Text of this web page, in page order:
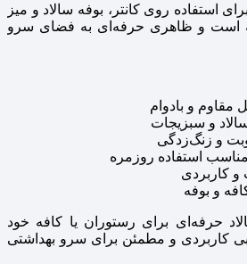
استفاده روی کانتر، بوفه سالاد و میز
است و ظاهری حرفه‌ای به فضای سرو
مقاوم و بادوام
و سبزیجات
و زنگ‌زدگی
استفاده روزمره
کاربردی
و بوفه
حرفه‌ای برای رستوران یا کافه خود
کاربردی و مطمئن برای سرو بهداشتی